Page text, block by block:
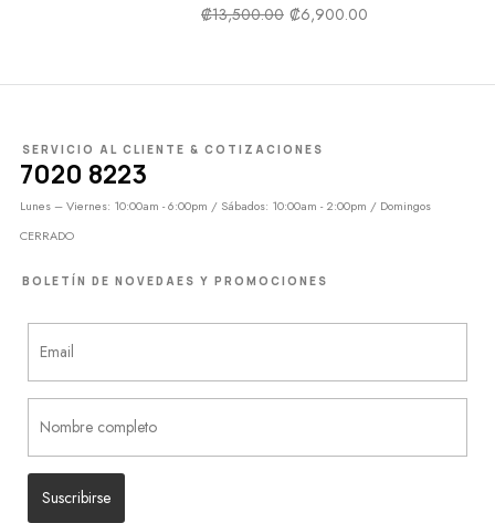
6,900.00
SERVICIO AL CLIENTE & COTIZACIONES
7020 8223
Lunes – Viernes: 10:00am - 6:00pm / Sábados: 10:00am - 2:00pm / Domingos
CERRADO
BOLETÍN DE NOVEDAES Y PROMOCIONES